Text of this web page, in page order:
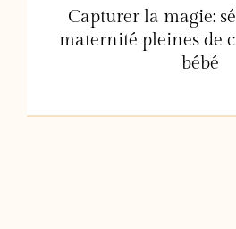
Capturer la magie:
maternité pleines de
bébé